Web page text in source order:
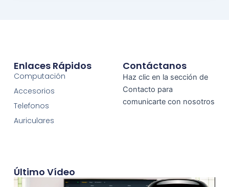
Enlaces Rápidos
Computación
Accesorios
Telefonos
Auriculares
Contáctanos
Haz clic en la sección de
Contacto para
comunicarte con nosotros
Último Vídeo